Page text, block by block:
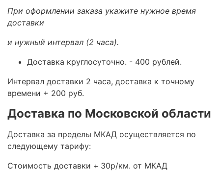
При оформлении заказа укажите нужное время
доставки
и нужный интервал (2 часа).
Доставка круглосуточно. - 400 рублей.
Интервал доставки 2 часа, доставка к точному
времени + 200 руб.
Доставка по Московской области
Доставка за пределы МКАД осуществляется по
следующему тарифу:
Стоимость доставки + 30р/км. от МКАД